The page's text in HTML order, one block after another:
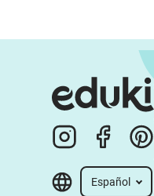
Español